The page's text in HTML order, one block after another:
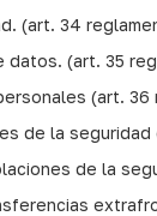
(art. 34
(art. 35
(art. 36
de la
de la